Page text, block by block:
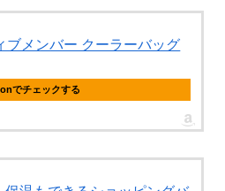
ブメンバー クーラーバッグ
でチェックする